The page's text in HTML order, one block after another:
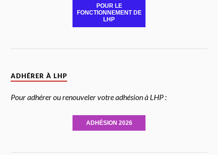
POUR LE
FONCTIONNEMENT DE
LHP
ADHÉRER À LHP
Pour adhérer ou renouveler votre adhésion à LHP :
ADHÉSION 2026